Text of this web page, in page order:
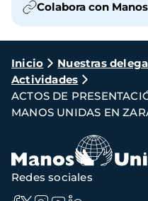
Colabora con
Ruta
de
navegación
Inicio Nuestras
Actividades
ACTOS DE
MANOS UNIDAS EN
Redes sociales